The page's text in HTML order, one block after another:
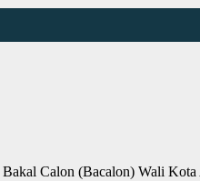
Calon (Bacalon) Wali